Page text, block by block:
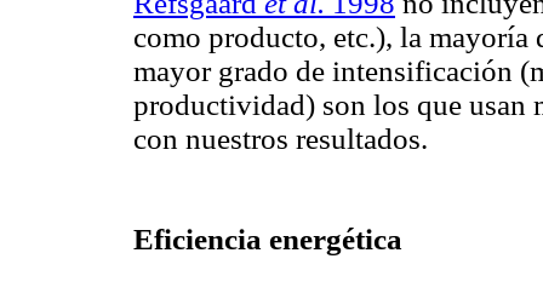
como producto, etc.), la
mayor grado de intensificación
productividad) son los que usan
con nuestros resultados.
Eficiencia energética